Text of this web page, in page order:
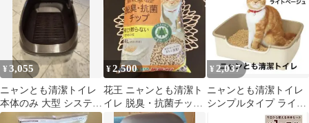
¥3,055
ニャンとも清潔トイレ
本体のみ 大型 システム
トイレ 猫トイレ 値下げ
¥2,500
花王 ニャンとも清潔ト
イレ 脱臭・抗菌チップ
大きめの粒 4.4L
¥ 2,037
ニャンとも清潔トイレ
シンプルタイプ ライト
ベージュ 猫用トイレ